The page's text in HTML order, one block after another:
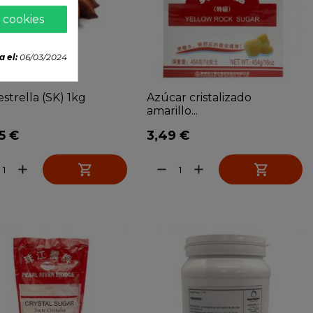
(SK) 1kg
€
add 
Azúcar cristalizado
amarillo...
3,49 €
remove add 
el:06/03/2024